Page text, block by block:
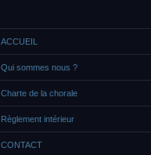
ACCUEIL
Qui sommes nous ?
Charte de la chorale
Règlement intérieur
CONTACT